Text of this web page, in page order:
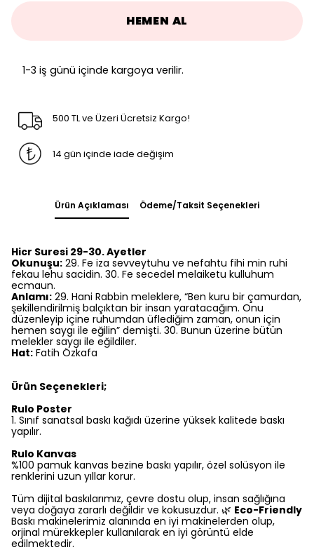
HEMEN AL
1-3 iş günü içinde kargoya verilir.
500 TL ve Üzeri Ücretsiz Kargo!
14 gün içinde iade değişim
Ürün Açıklaması Ödeme/Taksit Seçenekleri
Hicr Suresi 29-30. Ayetler
Okunuşu: 29. Fe iza sevveytuhu ve nefahtu fihi min ruhi
fekau lehu sacidin. 30. Fe secedel melaiketu kulluhum
ecmaun.
Anlamı: 29. Hani Rabbin meleklere, “Ben kuru bir çamurdan,
şekillendirilmiş balçıktan bir insan yaratacağım. Onu
düzenleyip içine ruhumdan üflediğim zaman, onun için
hemen saygı ile eğilin” demişti. 30. Bunun üzerine bütün
melekler saygı ile eğildiler.
Hat: Fatih Özkafa
Ürün Seçenekleri;
Rulo Poster
1.⁠ ⁠Sınıf sanatsal baskı kağıdı üzerine yüksek kalitede baskı
yapılır.
Rulo Kanvas
%100 pamuk kanvas bezine baskı yapılır, özel solüsyon ile
renklerini uzun yıllar korur.
Tüm dijital baskılarımız, çevre dostu olup, insan sağlığına
veya doğaya zararlı değildir ve kokusuzdur. 🌿 Eco-Friendly
Baskı makinelerimiz alanında en iyi makinelerden olup,
orjinal mürekkepler kullanılarak en iyi görüntü elde
edilmektedir.